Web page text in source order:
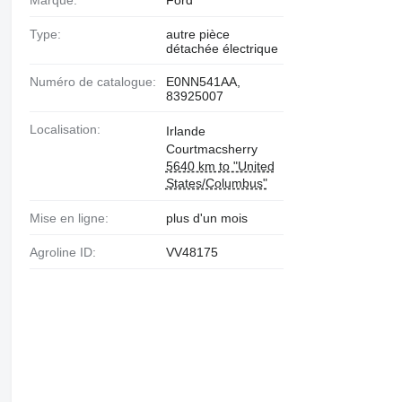
Type:
autre pièce
détachée électrique
Numéro de catalogue:
E0NN541AA,
83925007
Localisation:
Irlande
Courtmacsherry
5640 km to "United
States/Columbus"
Mise en ligne: plus d'un mois
Agroline ID: VV48175